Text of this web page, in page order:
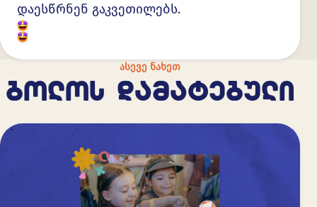
დაესწრნენ გაკვეთილებს.
ᲐᲡᲔᲕᲔ ᲜᲐᲮᲔᲗ
ᲑᲝᲚᲝᲡ ᲓᲐᲛᲐᲢᲔᲑᲣᲚᲘ